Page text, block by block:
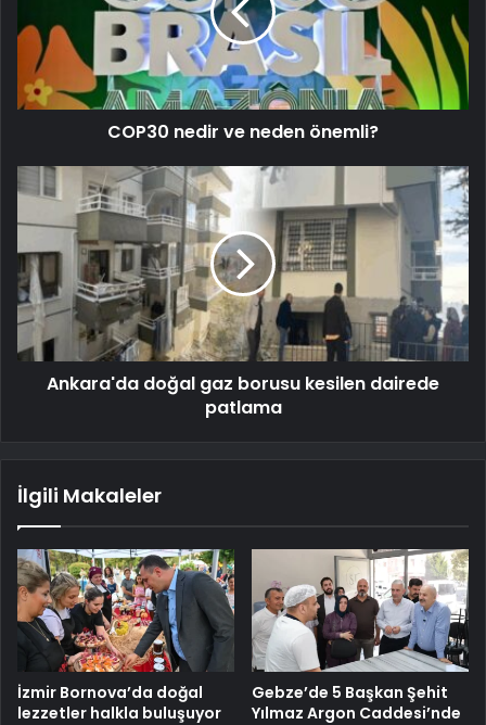
COP30 nedir ve neden önemli?
Ankara'da doğal gaz borusu kesilen dairede
patlama
İlgili Makaleler
İzmir Bornova’da doğal
lezzetler halkla buluşuyor
Gebze’de 5 Başkan Şehit
Yılmaz Argon Caddesi’nde